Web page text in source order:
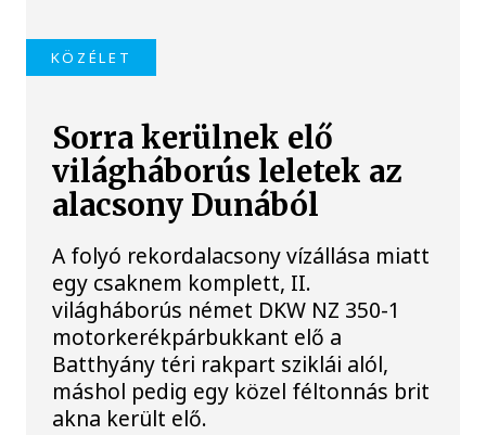
KÖZÉLET
Sorra kerülnek elő
világháborús leletek az
alacsony Dunából
A folyó rekordalacsony vízállása miatt
egy csaknem komplett, II.
világháborús német DKW NZ 350-1
motorkerékpárbukkant elő a
Batthyány téri rakpart sziklái alól,
máshol pedig egy közel féltonnás brit
akna került elő.